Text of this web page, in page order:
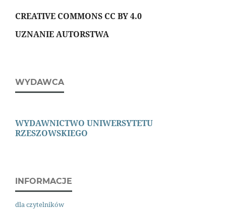
CREATIVE COMMONS CC BY 4.0
UZNANIE AUTORSTWA
WYDAWCA
WYDAWNICTWO UNIWERSYTETU
RZESZOWSKIEGO
INFORMACJE
dla czytelników